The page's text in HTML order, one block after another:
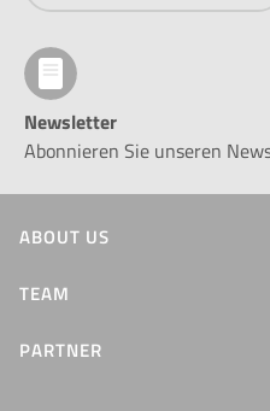
Newsletter
Abonnieren Sie unseren
ABOUT US
TEAM
PARTNER